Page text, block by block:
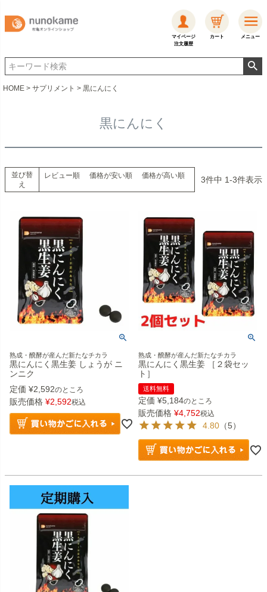
マイページ
注文履歴
カート メニュー
HOME サプリメント 黒にんにく
黒にんにく
並び替
え
レビュー順 価格が安い順 価格が高い順 3件中 1-3件表示
熟成・醗酵が産んだ新たなチカラ
黒にんにく黒生姜 しょうが ニ
ンニク
定価 ¥2,592のところ
販売価格 ¥2,592税込
熟成・醗酵が産んだ新たなチカラ
黒にんにく黒生姜 ［２袋セッ
ト］
送料無料
定価 ¥5,184のところ
販売価格 ¥4,752税込
4.80 （5）